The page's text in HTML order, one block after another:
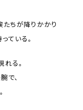
ちが降りかかり
ている。
る。
で、